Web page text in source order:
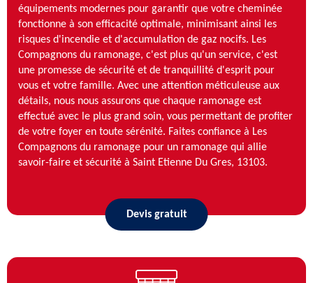
équipements modernes pour garantir que votre cheminée
fonctionne à son efficacité optimale, minimisant ainsi les
risques d'incendie et d'accumulation de gaz nocifs. Les
Compagnons du ramonage, c'est plus qu'un service, c'est
une promesse de sécurité et de tranquillité d'esprit pour
vous et votre famille. Avec une attention méticuleuse aux
détails, nous nous assurons que chaque ramonage est
effectué avec le plus grand soin, vous permettant de profiter
de votre foyer en toute sérénité. Faites confiance à Les
Compagnons du ramonage pour un ramonage qui allie
savoir-faire et sécurité à Saint Etienne Du Gres, 13103.
Devis gratuit